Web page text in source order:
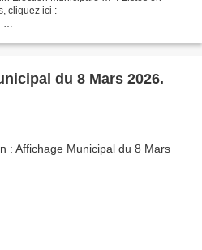
cliquez ici :
du 8 Mars 2026.